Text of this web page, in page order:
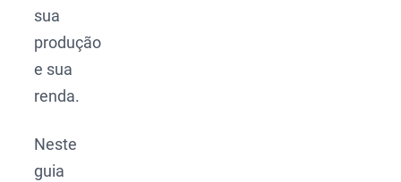
sua
produção
e sua
renda.
Neste
guia